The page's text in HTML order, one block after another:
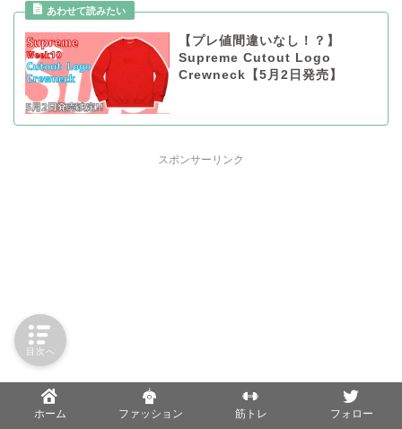
【プレ値間違いなし！？】
Supreme Cutout Logo
Crewneck【5月2日発売】
スポンサーリンク
ホーム ファッション 筋トレ フォロー
目次へ